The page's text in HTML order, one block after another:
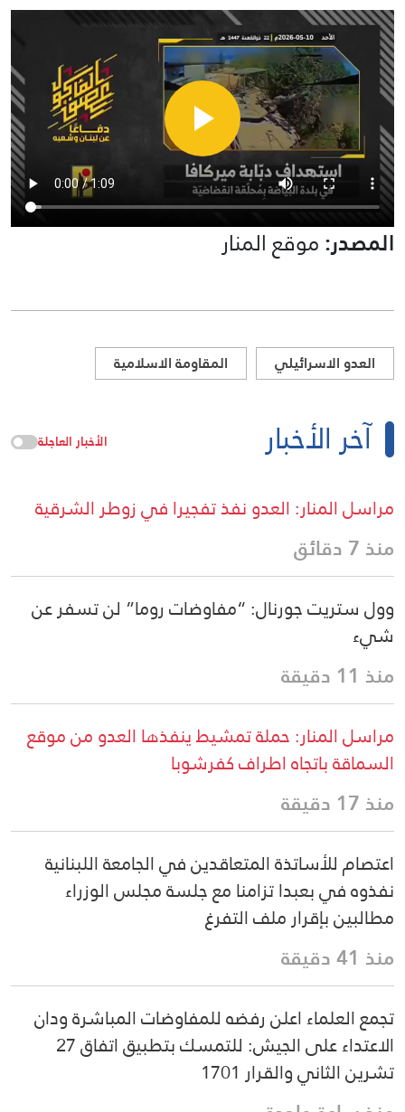
المصدر:موقع المنار
العدو الاسرائيلي المقاومة الاسلامية
آخر الأخبار الأخبار العاجلة
مراسل المنار: العدو نفذ تفجيرا في زوطر الشرقية
منذ 7 دقائق
وول ستريت جورنال: “مفاوضات روما” لن تسفر عن
شيء
منذ 11 دقيقة
مراسل المنار: حملة تمشيط ينفذها العدو من موقع
السماقة باتجاه اطراف كفرشوبا
منذ 17 دقيقة
اعتصام للأساتذة المتعاقدين في الجامعة اللبنانية
نفذوه في بعبدا تزامنا مع جلسة مجلس الوزراء
مطالبين بإقرار ملف التفرغ
منذ 41 دقيقة
تجمع العلماء اعلن رفضه للمفاوضات المباشرة ودان
الاعتداء على الجيش: للتمسك بتطبيق اتفاق 27
تشرين الثاني والقرار 1701